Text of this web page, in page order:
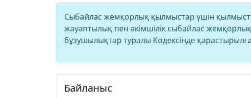
Сыбайлас жемқорлық қылмыстар үшін
жауаптылық пен әкімшілік сыбайлас
бұзушылықтар туралы Кодексінде
Байланыс